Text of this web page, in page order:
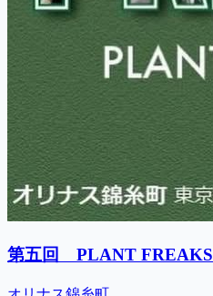
第五回 PLANT FREAKS